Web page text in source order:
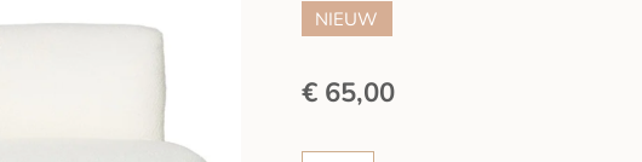
NIEUW
€ 65,00